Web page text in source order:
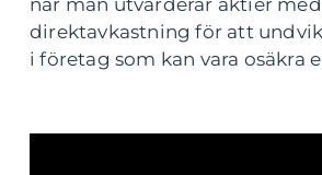
när man utvärderar aktier
direktavkastning för att
i företag som kan vara osäkra